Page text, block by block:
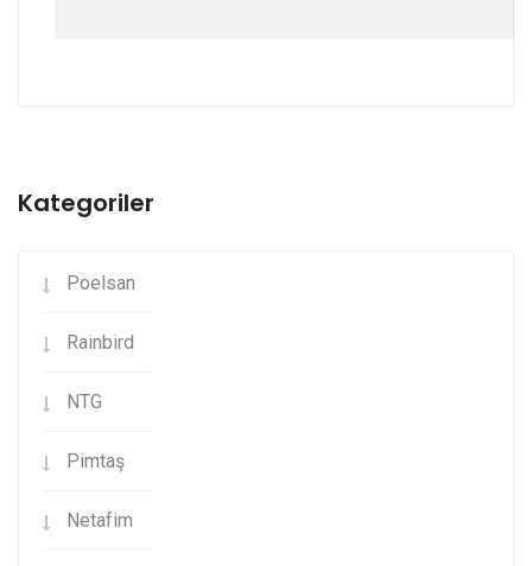
Kategoriler
Poelsan
Rainbird
NTG
Pimtaş
Netafim